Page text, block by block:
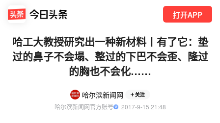
打开APP
哈工大教授研究出一种新材料丨有了它：垫
过的鼻子不会塌、整过的下巴不会歪、隆过
的胸也不会化……
哈尔滨新闻网 关注
哈尔滨新闻网官方账号
  2017-9-15 21:48